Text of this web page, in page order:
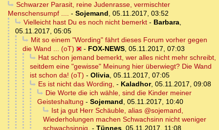
Schwarzer Parasit, reine Judenrasse, vermischter
Menschensumpf .... - Sojemand, 05.11.2017, 03:52
Vielleicht hast Du es noch nicht bemerkt- Barbara,
05.11.2017, 05:05
Mit so einem "Wording" fährt dieses Forum vorher gegen
die Wand ... (oT)
- FOX-NEWS, 05.11.2017, 07:03
Hat schon jemand bemerkt, wer alles nicht mehr schreibt,
seitdem eine "gewisse" Meinung hier überwiegt? Die Wand
ist schon da! (oT) - Olivia, 05.11.2017, 07:05
Es ist nicht das Wording, - Kaladhor, 05.11.2017, 09:08
Die Worte die ich wähle, sind die Kinder meiner
Geisteshaltung - Sojemand, 05.11.2017, 10:40
Ist ja gut Herr Schäuble, alias @sojemand,
Wiederholungen machen Schwachsinn nicht weniger
schwachsinnig. - Tünnes, 05.11.2017, 11:08